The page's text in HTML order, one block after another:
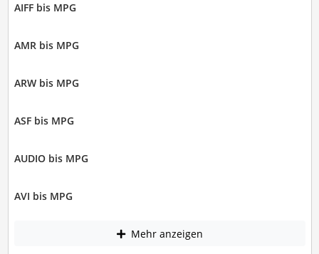
AIFF bis MPG
AMR bis MPG
ARW bis MPG
ASF bis MPG
AUDIO bis MPG
AVI bis MPG
Mehr anzeigen